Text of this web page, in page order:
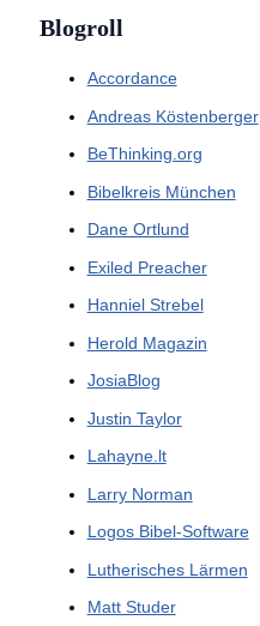
Blogroll
Accordance
Andreas Köstenberger
BeThinking.org
Bibelkreis München
Dane Ortlund
Exiled Preacher
Hanniel Strebel
Herold Magazin
JosiaBlog
Justin Taylor
Lahayne.lt
Larry Norman
Logos Bibel-Software
Lutherisches Lärmen
Matt Studer